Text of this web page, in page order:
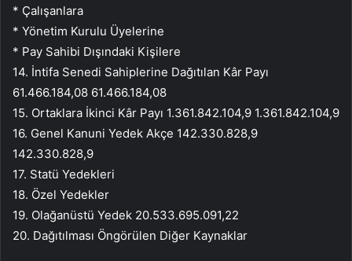
* Çalışanlara
* Yönetim Kurulu Üyelerine
* Pay Sahibi Dışındaki Kişilere
14. İntifa Senedi Sahiplerine Dağıtılan Kâr Payı
61.466.184,08 61.466.184,08
15. Ortaklara İkinci Kâr Payı 1.361.842.104,9 1.361.842.104,9
16. Genel Kanuni Yedek Akçe 142.330.828,9
142.330.828,9
17. Statü Yedekleri
18. Özel Yedekler
19. Olağanüstü Yedek 20.533.695.091,22
20. Dağıtılması Öngörülen Diğer Kaynaklar